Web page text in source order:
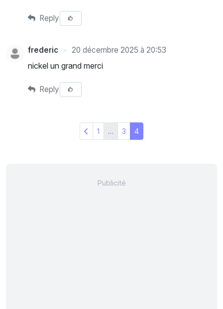
Reply
frederic 20 décembre 2025 à 20:53
nickel un grand merci
Reply
1 … 3 4